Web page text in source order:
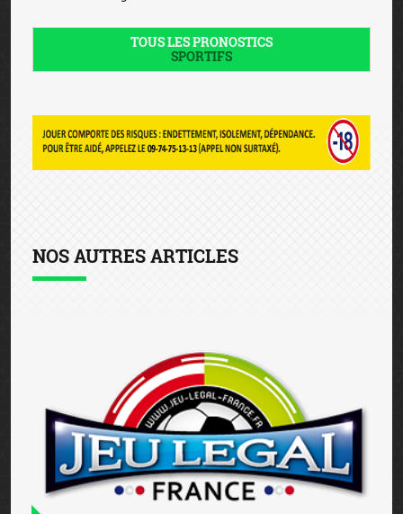
TOUS LES PRONOSTICS
SPORTIFS
NOS AUTRES ARTICLES